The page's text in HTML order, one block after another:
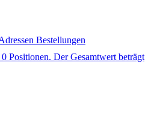
Bestellungen
Positionen. Der Gesamtwert beträgt